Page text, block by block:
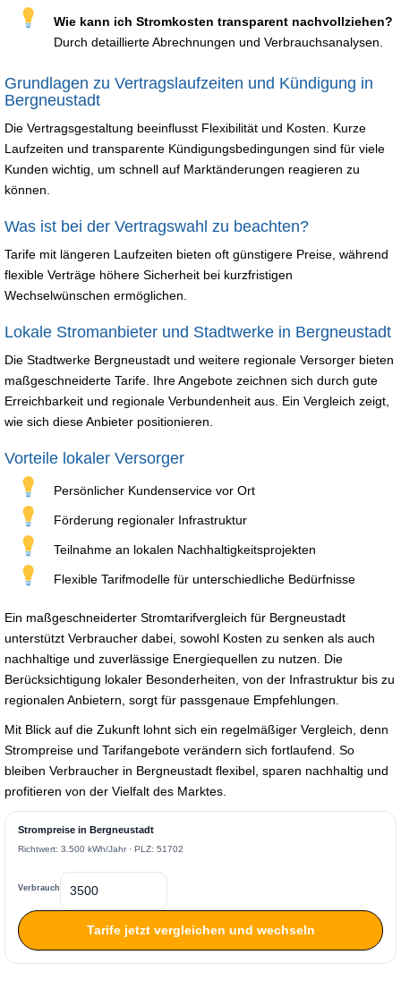
Wie kann ich Stromkosten transparent nachvollziehen?
Durch detaillierte Abrechnungen und Verbrauchsanalysen.
Grundlagen zu Vertragslaufzeiten und Kündigung in
Bergneustadt
Die Vertragsgestaltung beeinflusst Flexibilität und Kosten. Kurze
Laufzeiten und transparente Kündigungsbedingungen sind für viele
Kunden wichtig, um schnell auf Marktänderungen reagieren zu
können.
Was ist bei der Vertragswahl zu beachten?
Tarife mit längeren Laufzeiten bieten oft günstigere Preise, während
flexible Verträge höhere Sicherheit bei kurzfristigen
Wechselwünschen ermöglichen.
Lokale Stromanbieter und Stadtwerke in Bergneustadt
Die Stadtwerke Bergneustadt und weitere regionale Versorger bieten
maßgeschneiderte Tarife. Ihre Angebote zeichnen sich durch gute
Erreichbarkeit und regionale Verbundenheit aus. Ein Vergleich zeigt,
wie sich diese Anbieter positionieren.
Vorteile lokaler Versorger
Persönlicher Kundenservice vor Ort
Förderung regionaler Infrastruktur
Teilnahme an lokalen Nachhaltigkeitsprojekten
Flexible Tarifmodelle für unterschiedliche Bedürfnisse
Ein maßgeschneiderter Stromtarifvergleich für Bergneustadt
unterstützt Verbraucher dabei, sowohl Kosten zu senken als auch
nachhaltige und zuverlässige Energiequellen zu nutzen. Die
Berücksichtigung lokaler Besonderheiten, von der Infrastruktur bis zu
regionalen Anbietern, sorgt für passgenaue Empfehlungen.
Mit Blick auf die Zukunft lohnt sich ein regelmäßiger Vergleich, denn
Strompreise und Tarifangebote verändern sich fortlaufend. So
bleiben Verbraucher in Bergneustadt flexibel, sparen nachhaltig und
profitieren von der Vielfalt des Marktes.
Strompreise in Bergneustadt
Richtwert: 3.500 kWh/Jahr · PLZ: 51702
Verbrauch
Tarife jetzt vergleichen und wechseln